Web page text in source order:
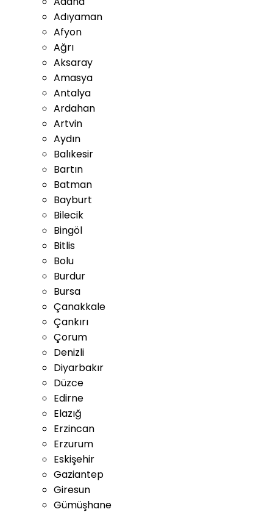
Adıyaman
Afyon
Ağrı
Aksaray
Amasya
Antalya
Ardahan
Artvin
Aydın
Balıkesir
Bartın
Batman
Bayburt
Bilecik
Bingöl
Bitlis
Bolu
Burdur
Bursa
Çanakkale
Çankırı
Çorum
Denizli
Diyarbakır
Düzce
Edirne
Elazığ
Erzincan
Erzurum
Eskişehir
Gaziantep
Giresun
Gümüşhane